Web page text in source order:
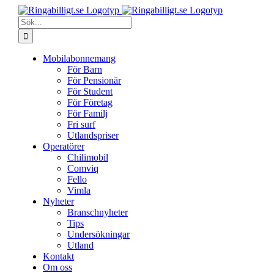
Fortsätt
innehållet
Sök
efter:
Mobilabonnemang
För Barn
För Pensionär
För Student
För Företag
För Familj
Fri surf
Utlandspriser
Operatörer
Chilimobil
Comviq
Fello
Vimla
Nyheter
Branschnyheter
Tips
Undersökningar
Utland
Kontakt
Om oss